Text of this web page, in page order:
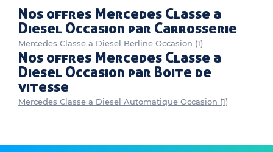
Nos offres Mercedes Classe a
Diesel Occasion par Carrosserie
Mercedes Classe a Diesel Berline Occasion (1)
Nos offres Mercedes Classe a
Diesel Occasion par Boite de
vitesse
Mercedes Classe a Diesel Automatique Occasion (1)